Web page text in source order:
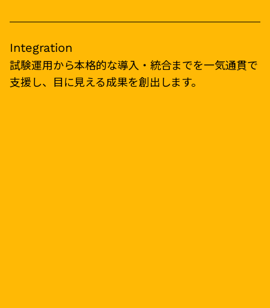
Integration
試験運用から本格的な導入・統合までを一気通貫で
支援し、目に見える成果を創出します。